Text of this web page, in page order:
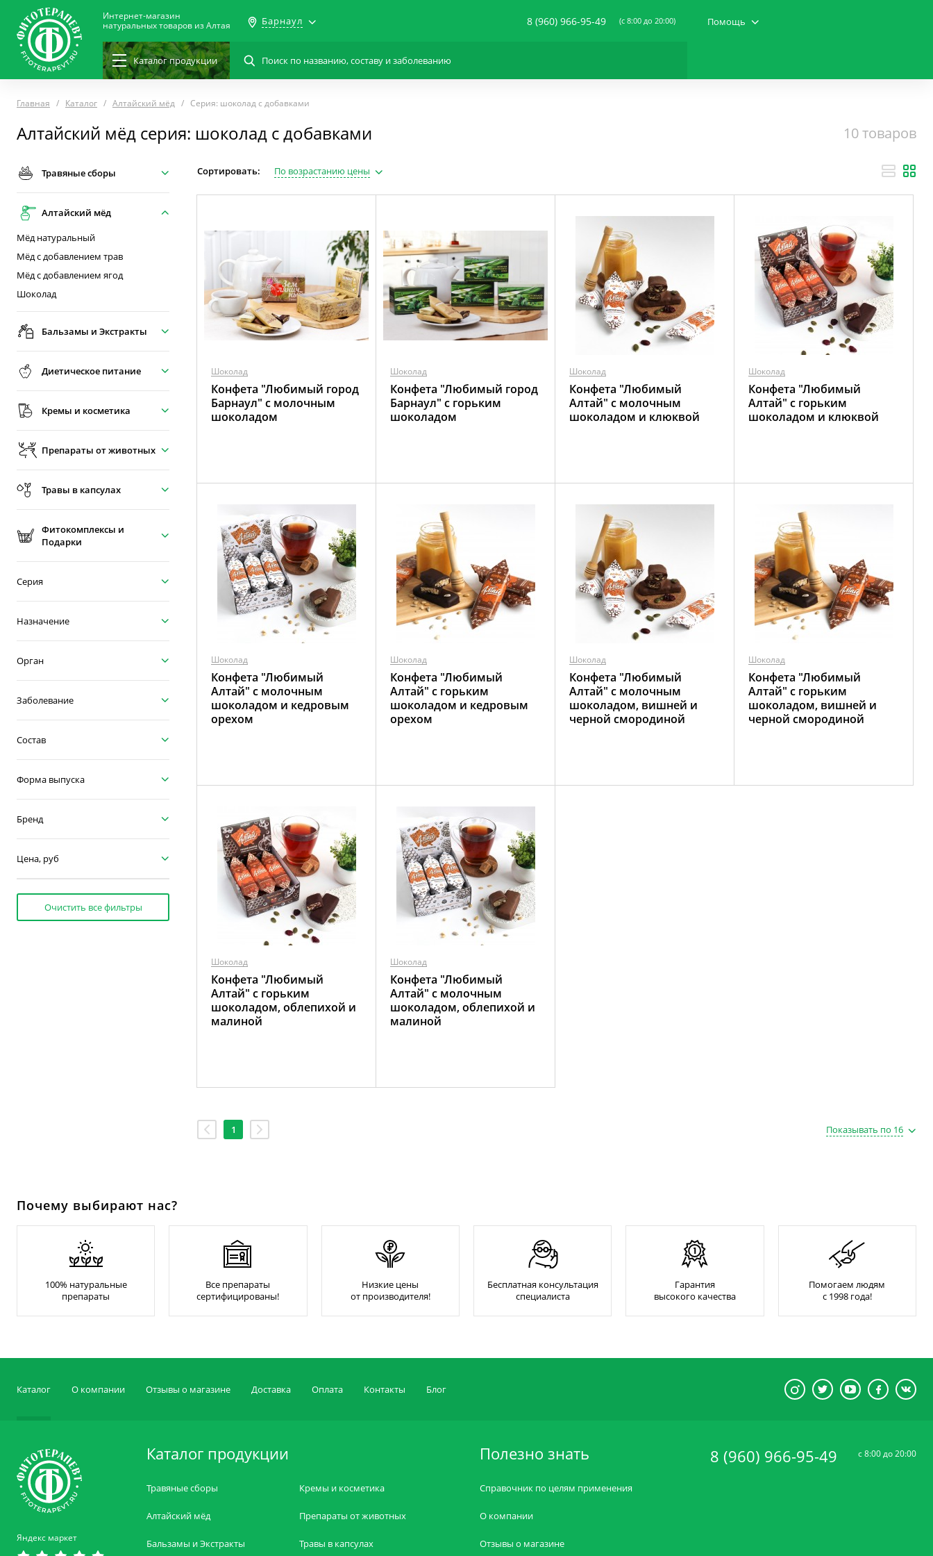
Интернет-магазин
натуральных товаров из Алтая
Барнаул 8 (960) 966-95-49 (c 8:00 до 20:00) Помощь
Каталогпродукции
Главная Каталог Алтайский мёд Серия: шоколад с добавками
Алтайский мёд серия: шоколад с добавками
Травяные сборы
Алтайский мёд
Мёд натуральный
Мёд с добавлением трав
Мёд с добавлением ягод
Шоколад
Бальзамы и Экстракты
Диетическое питание
Кремы и косметика
Препараты от животных
Травы в капсулах
Фитокомплексы и
Подарки
Серия
Назначение
Орган
Заболевание
Состав
Форма выпуска
Бренд
Цена, руб
Очистить все фильтры
Сортировать: По возрастанию цены
10 товаров
Шоколад
Конфета "Любимый город
Барнаул" с молочным
шоколадом
Шоколад
Конфета "Любимый город
Барнаул" с горьким
шоколадом
Шоколад
Конфета "Любимый
Алтай" с молочным
шоколадом и клюквой
Шоколад
Конфета "Любимый
Алтай" с горьким
шоколадом и клюквой
Шоколад
Конфета "Любимый
Алтай" с молочным
шоколадом и кедровым
орехом
Шоколад
Конфета "Любимый
Алтай" с горьким
шоколадом и кедровым
орехом
Шоколад
Конфета "Любимый
Алтай" с молочным
шоколадом, вишней и
черной смородиной
Шоколад
Конфета "Любимый
Алтай" с горьким
шоколадом, вишней и
черной смородиной
Шоколад
Конфета "Любимый
Алтай" с горьким
шоколадом, облепихой и
малиной
Шоколад
Конфета "Любимый
Алтай" с молочным
шоколадом, облепихой и
малиной
1 Показывать по 16
Почему выбирают нас?
100% натуральные
препараты
Все препараты
сертифицированы!
Низкие цены
от производителя!
Бесплатная консультация
специалиста
Гарантия
высокого качества
Помогаем людям
с 1998 года!
Каталог О компании Отзывы о магазине Доставка Оплата Контакты Блог
Яндекс маркет
Каталог продукции
Травяные сборы
Алтайский мёд
Бальзамы и Экстракты
Кремы и косметика
Препараты от животных
Травы в капсулах
Полезно знать
Справочник по целям применения
О компании
Отзывы о магазине
8 (960) 966-95-49 c 8:00 до 20:00